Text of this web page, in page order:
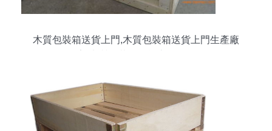
木質包裝箱送貨上門,木質包裝箱送貨上門生產廠